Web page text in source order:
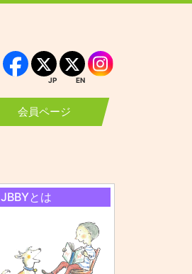
Facebook
JP
JP
EN
EN Instagram
会員ページ
JBBYとは